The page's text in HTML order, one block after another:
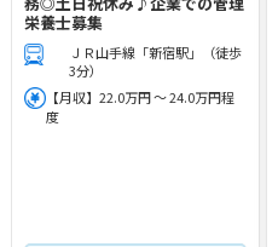
栄養士募集
ＪＲ山手線「新宿駅」（徒歩
3分）
【月収】22.0万円 ～ 24.0万円程
度